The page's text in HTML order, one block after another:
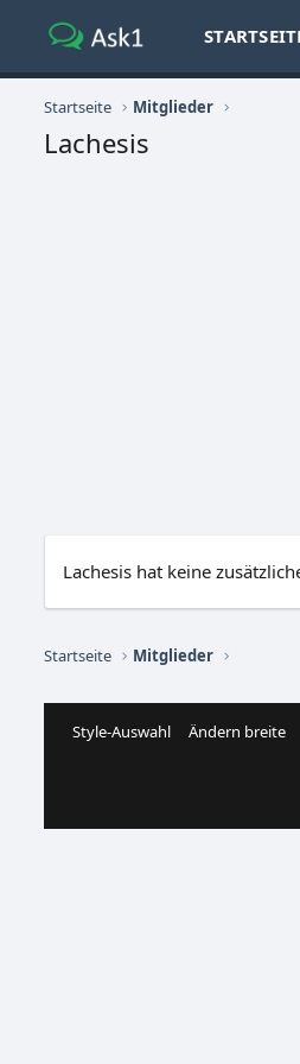
Startseite Mitglieder
Lachesis
Lachesis hat keine
Startseite Mitglieder
Style-Auswahl Ändern breite